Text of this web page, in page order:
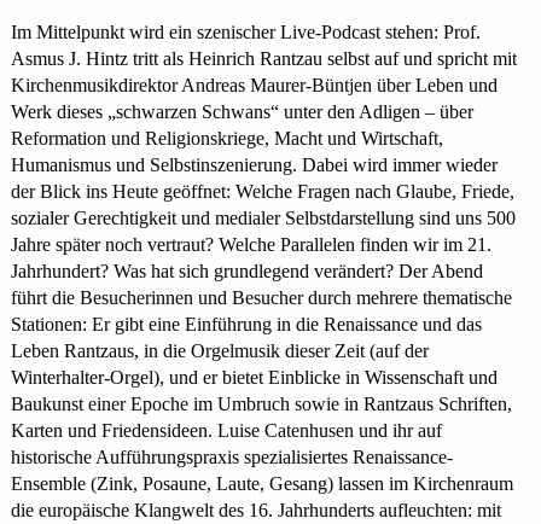
Im Mittelpunkt wird ein szenischer Live-Podcast stehen: Prof.
Asmus J. Hintz tritt als Heinrich Rantzau selbst auf und spricht mit
Kirchenmusikdirektor Andreas Maurer-Büntjen über Leben und
Werk dieses „schwarzen Schwans“ unter den Adligen – über
Reformation und Religionskriege, Macht und Wirtschaft,
Humanismus und Selbstinszenierung. Dabei wird immer wieder
der Blick ins Heute geöffnet: Welche Fragen nach Glaube, Friede,
sozialer Gerechtigkeit und medialer Selbstdarstellung sind uns 500
Jahre später noch vertraut? Welche Parallelen finden wir im 21.
Jahrhundert? Was hat sich grundlegend verändert? Der Abend
führt die Besucherinnen und Besucher durch mehrere thematische
Stationen: Er gibt eine Einführung in die Renaissance und das
Leben Rantzaus, in die Orgelmusik dieser Zeit (auf der
Winterhalter-Orgel), und er bietet Einblicke in Wissenschaft und
Baukunst einer Epoche im Umbruch sowie in Rantzaus Schriften,
Karten und Friedensideen. Luise Catenhusen und ihr auf
historische Aufführungspraxis spezialisiertes Renaissance-
Ensemble (Zink, Posaune, Laute, Gesang) lassen im Kirchenraum
die europäische Klangwelt des 16. Jahrhunderts aufleuchten: mit